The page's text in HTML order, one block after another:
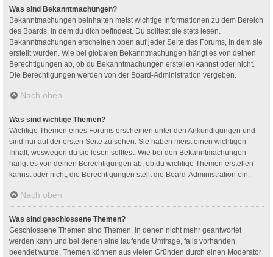
Was sind Bekanntmachungen?
Bekanntmachungen beinhalten meist wichtige Informationen zu dem Bereich
des Boards, in dem du dich befindest. Du solltest sie stets lesen.
Bekanntmachungen erscheinen oben auf jeder Seite des Forums, in dem sie
erstellt wurden. Wie bei globalen Bekanntmachungen hängt es von deinen
Berechtigungen ab, ob du Bekanntmachungen erstellen kannst oder nicht.
Die Berechtigungen werden von der Board-Administration vergeben.
Nach oben
Was sind wichtige Themen?
Wichtige Themen eines Forums erscheinen unter den Ankündigungen und
sind nur auf der ersten Seite zu sehen. Sie haben meist einen wichtigen
Inhalt, weswegen du sie lesen solltest. Wie bei den Bekanntmachungen
hängt es von deinen Berechtigungen ab, ob du wichtige Themen erstellen
kannst oder nicht; die Berechtigungen stellt die Board-Administration ein.
Nach oben
Was sind geschlossene Themen?
Geschlossene Themen sind Themen, in denen nicht mehr geantwortet
werden kann und bei denen eine laufende Umfrage, falls vorhanden,
beendet wurde. Themen können aus vielen Gründen durch einen Moderator